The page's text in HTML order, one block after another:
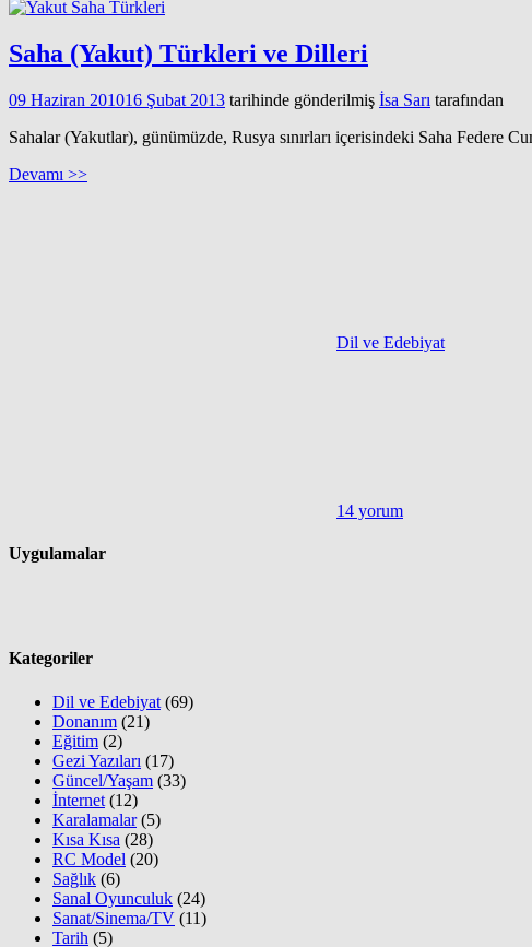
Saha (Yakut) Türkleri ve Dilleri
09 Haziran 201016 Şubat 2013 tarihinde gönderilmiş İsa Sarı tarafından
Sahalar (Yakutlar), günümüzde, Rusya sınırları içerisindeki Saha Federe
Devamı >>
Dil ve Edebiyat
14 yorum
Uygulamalar
Kategoriler
Dil ve Edebiyat (69)
Donanım (21)
Eğitim (2)
Gezi Yazıları (17)
Güncel/Yaşam (33)
İnternet (12)
Karalamalar(5)
Kısa Kısa (28)
RC Model (20)
Sağlık (6)
Sanal Oyunculuk (24)
Sanat/Sinema/TV (11)
Tarih (5)